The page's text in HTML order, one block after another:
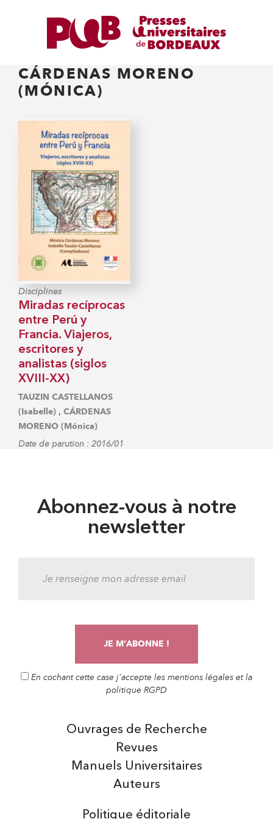
CÁRDENAS MORENO
(MÓNICA)
Disciplines
Miradas recíprocas
entre Perú y
Francia. Viajeros,
escritores y
analistas (siglos
XVIII-XX)
TAUZIN CASTELLANOS
(Isabelle) , CÁRDENAS
MORENO (Mónica)
Date de parution : 2016/01
Abonnez-vous à notre
newsletter
En cochant cette case j'accepte les mentions légales et la
politique RGPD
Auteurs
Manuels Universitaires
Ouvrages de Recherche
Revues
Politique éditoriale